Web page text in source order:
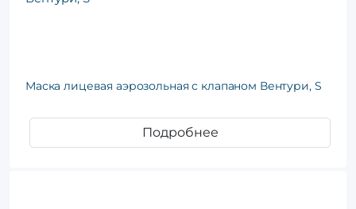
Маска лицевая аэрозольная с клапаном Вентури, S
Подробнее